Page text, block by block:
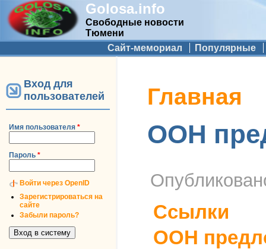
Golosa.info
Свободные новости
Тюмени
Дополнительное меню
Сайт-мемориал Популярные
Вход для
пользователей
Имя пользователя *
Пароль *
Войти через OpenID
Зарегистрироваться на
сайте
Забыли пароль?
Вы здесь
Главная
ООН
Ссылки
ООН